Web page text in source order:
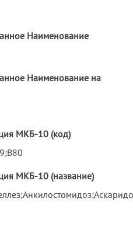
Наименование
Наименование на
МКБ-10 (код)
МКБ-10 (название)